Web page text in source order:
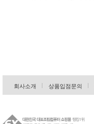
회사소개 상품입점문의